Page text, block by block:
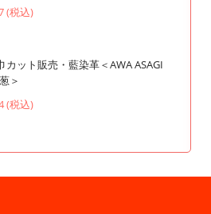
(税込)
カット販売・藍染革＜AWA ASAGI
＞
(税込)